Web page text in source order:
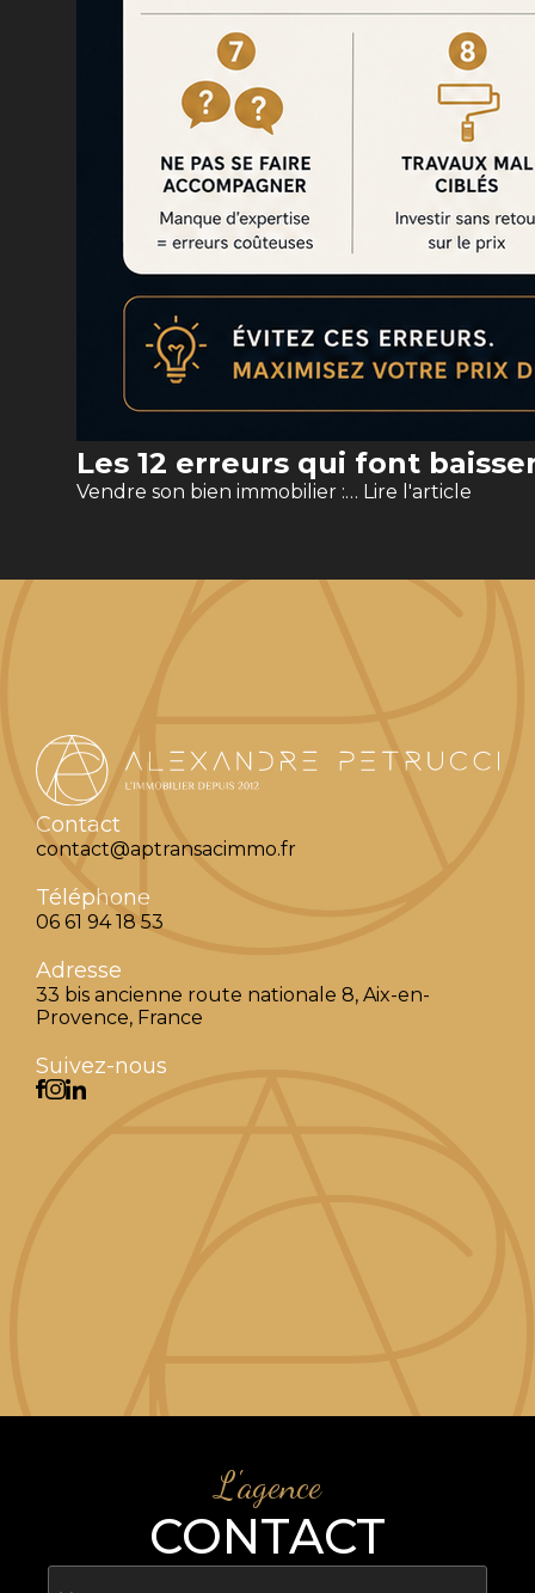
Les 12 erreurs qui font
Vendre son bien immobilier :… Lire l'article
Contact
contact@aptransacimmo.fr
Téléphone
06 61 94 18 53
Adresse
33 bis ancienne route nationale 8, Aix-en-
Provence, France
Suivez-nous
L'agence
CONTACT
Nom